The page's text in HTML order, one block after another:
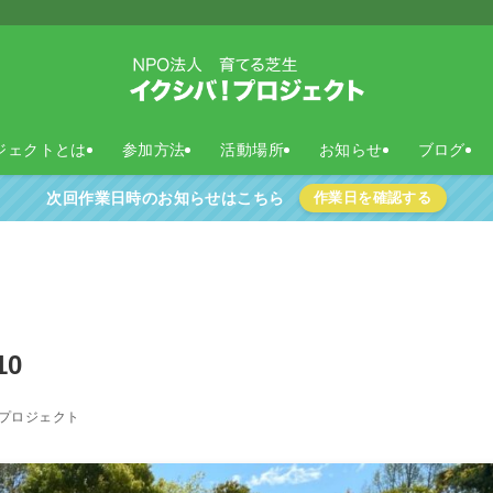
ェクトとは 参加方法 活動場所 お知らせ ブログ
次回作業日時のお知らせはこちら 作業日を確認する
ロジェクト